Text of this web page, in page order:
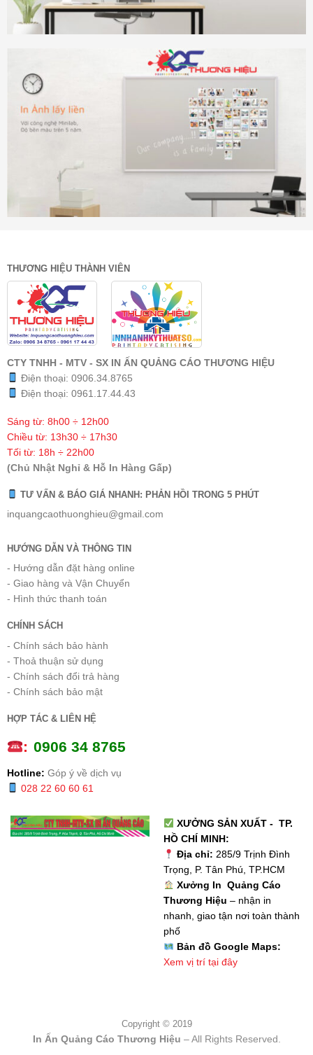
THƯƠNG HIỆU THÀNH VIÊN
CTY TNHH - MTV - SX IN ẤN QUẢNG CÁO THƯƠNG HIỆU
Điện thoại: 0906.34.8765
Điện thoại: 0961.17.44.43
Sáng từ: 8h00 ÷ 12h00
Chiều từ: 13h30 ÷ 17h30
Tối từ: 18h ÷ 22h00
(Chủ Nhật Nghỉ & Hỗ In Hàng Gấp)
TƯ VẤN & BÁO GIÁ NHANH: PHẢN HỒI TRONG 5 PHÚT
inquangcaothuonghieu@gmail.com
HƯỚNG DẪN VÀ THÔNG TIN
- Hướng dẫn đặt hàng online
- Giao hàng và Vận Chuyển
- Hình thức thanh toán
CHÍNH SÁCH
- Chính sách bảo hành
- Thoả thuận sử dụng
- Chính sách đổi trả hàng
- Chính sách bảo mật
HỢP TÁC & LIÊN HỆ
: 0906 34 8765
Hotline: Góp ý về dịch vụ
028 22 60 60 61
XƯỞNG SẢN XUẤT - TP.
HỒ CHÍ MINH:
Địa chỉ: 285/9 Trịnh Đình
Trọng, P. Tân Phú, TP.HCM
Xưởng In Quảng Cáo
Thương Hiệu – nhận in
nhanh, giao tận nơi toàn thành
phố
Bản đồ Google Maps:
Xem vị trí tại đây
Copyright © 2019
In Ấn Quảng Cáo Thương Hiệu – All Rights Reserved.